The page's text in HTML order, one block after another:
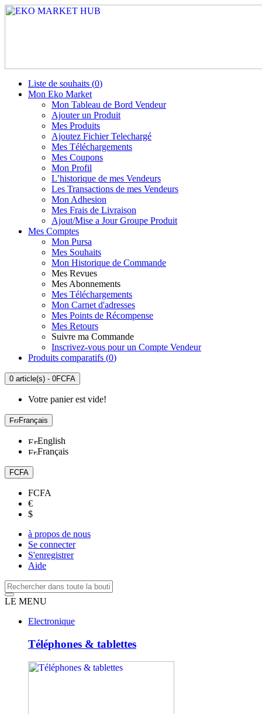
Liste de souhaits (0)
Mon Eko Market
Mon Tableau de Bord Vendeur
Ajouter un Produit
Mes Produits
Ajoutez Fichier Telechargé
Mes Téléchargements
Mes Coupons
Mon Profil
L’historique de mes Vendeurs
Les Transactions de mes Vendeurs
Mon Adhesion
Mes Frais de Livraison
Ajout/Mise a Jour Groupe Produit
Mes Comptes
Mon Pursa
Mes Souhaits
Mon Historique de Commande
Mes Revues
Mes Abonnements
Mes Téléchargements
Mon Carnet d'adresses
Mes Points de Récompense
Mes Retours
Suivre ma Commande
Inscrivez-vous pour un Compte Vendeur
Produits comparatifs (0)
0 article(s) - 0FCFA
Votre panier est vide!
Français
English
Français
FCFA
FCFA
€
$
à propos de nous
Se connecter
S'enregistrer
Aide
LE MENU
Electronique
Téléphones & tablettes